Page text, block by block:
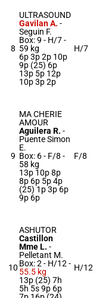
8
ULTRASOUND
Gavilan A. -
Seguin F.
Box: 9 - H/7 -
59 kg
6p 3p 2p 10p
9p (25) 6p
13p 5p 12p
10p 3p 2p
H/7
9
MA CHERIE
AMOUR
Aguilera R. -
Puente Simon
E.
Box: 6 - F/8 -
58 kg
13p 10p 8p
8p 6p 5p 4p
(25) 1p 3p 6p
9p 6p
F/8
10
ASHUTOR
Castillon
Mme L. -
Pelletant M.
Box: 2 - H/12 -
55.5 kg
13p (25) 7h
5h 5s 9p 6p
H/12